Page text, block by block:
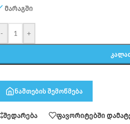
მარაგში
- +
ნაშთების შემოწმება
შედარება ფავორიტებში